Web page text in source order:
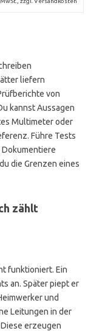
liefern
von
kannst Aussagen
Multimeter oder
Führe Tests
die Grenzen eines
zählt
funktioniert. Ein
an. Später piept er
und
Leitungen in der
erzeugen